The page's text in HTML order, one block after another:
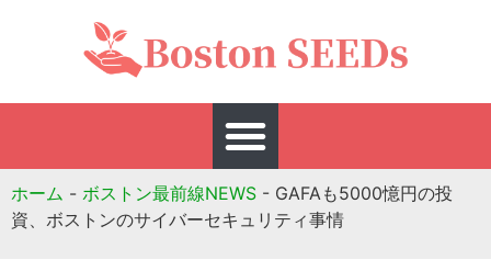
ホーム - ボストン最前線NEWS - GAFAも5000憶円の投
資、ボストンのサイバーセキュリティ事情